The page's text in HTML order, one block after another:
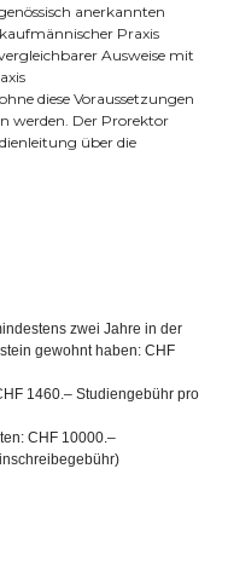
anerkannten
Praxis
Ausweise mit
diese Voraussetzungen
werden. Der Prorektor
über die
zwei Jahre in der
gewohnt haben: CHF
1460.– Studiengebühr pro
CHF 10000.–